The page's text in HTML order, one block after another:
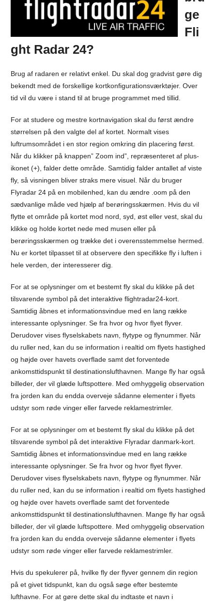
ge
Fli
ght Radar 24?
Brug af radaren er relativt enkel. Du skal dog gradvist gøre dig
bekendt med de forskellige kortkonfigurationsværktøjer. Over
tid vil du være i stand til at bruge programmet med tillid.
For at studere og mestre kortnavigation skal du først ændre
størrelsen på den valgte del af kortet. Normalt vises
luftrumsområdet i en stor region omkring din placering først.
Når du klikker på knappen” Zoom ind”, repræsenteret af plus-
ikonet (+), falder dette område. Samtidig falder antallet af viste
fly, så visningen bliver straks mere visuel. Når du bruger
Flyradar 24 på en mobilenhed, kan du ændre .oom på den
sædvanlige måde ved hjælp af berøringsskærmen. Hvis du vil
flytte et område på kortet mod nord, syd, øst eller vest, skal du
klikke og holde kortet nede med musen eller på
berøringsskærmen og trække det i overensstemmelse hermed.
Nu er kortet tilpasset til at observere den specifikke fly i luften i
hele verden, der interesserer dig.
For at se oplysninger om et bestemt fly skal du klikke på det
tilsvarende symbol på det interaktive flightradar24-kort.
Samtidig åbnes et informationsvindue med en lang række
interessante oplysninger. Se fra hvor og hvor flyet flyver.
Derudover vises flyselskabets navn, flytype og flynummer. Når
du ruller ned, kan du se information i realtid om flyets hastighed
og højde over havets overflade samt det forventede
ankomsttidspunkt til destinationslufthavnen. Mange fly har også
billeder, der vil glæde luftspottere. Med omhyggelig observation
fra jorden kan du endda overveje sådanne elementer i flyets
udstyr som røde vinger eller farvede reklamestrimler.
For at se oplysninger om et bestemt fly skal du klikke på det
tilsvarende symbol på det interaktive Flyradar danmark-kort.
Samtidig åbnes et informationsvindue med en lang række
interessante oplysninger. Se fra hvor og hvor flyet flyver.
Derudover vises flyselskabets navn, flytype og flynummer. Når
du ruller ned, kan du se information i realtid om flyets hastighed
og højde over havets overflade samt det forventede
ankomsttidspunkt til destinationslufthavnen. Mange fly har også
billeder, der vil glæde luftspottere. Med omhyggelig observation
fra jorden kan du endda overveje sådanne elementer i flyets
udstyr som røde vinger eller farvede reklamestrimler.
Hvis du spekulerer på, hvilke fly der flyver gennem din region
på et givet tidspunkt, kan du også søge efter bestemte
lufthavne. For at gøre dette skal du indtaste et navn i